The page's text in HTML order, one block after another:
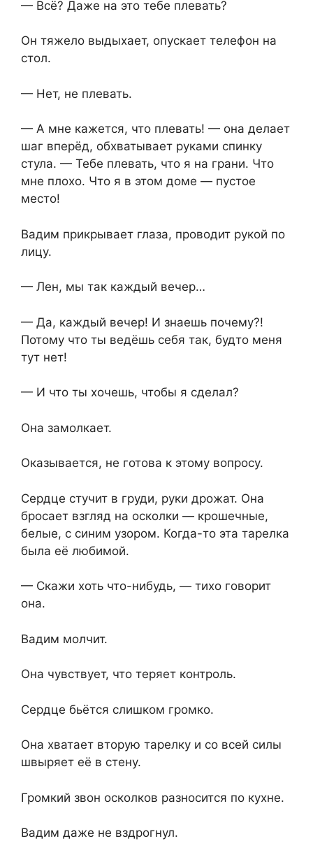
— Всё? Даже на это тебе плевать?
Он тяжело выдыхает, опускает телефон на
стол.
— Нет, не плевать.
— А мне кажется, что плевать! — она делает
шаг вперёд, обхватывает руками спинку
стула. — Тебе плевать, что я на грани. Что
мне плохо. Что я в этом доме — пустое
место!
Вадим прикрывает глаза, проводит рукой по
лицу.
— Лен, мы так каждый вечер…
— Да, каждый вечер! И знаешь почему?!
Потому что ты ведёшь себя так, будто меня
тут нет!
— И что ты хочешь, чтобы я сделал?
Она замолкает.
Оказывается, не готова к этому вопросу.
Сердце стучит в груди, руки дрожат. Она
бросает взгляд на осколки — крошечные,
белые, с синим узором. Когда-то эта тарелка
была её любимой.
— Скажи хоть что-нибудь, — тихо говорит
она.
Вадим молчит.
Она чувствует, что теряет контроль.
Сердце бьётся слишком громко.
Она хватает вторую тарелку и со всей силы
швыряет её в стену.
Громкий звон осколков разносится по кухне.
Вадим даже не вздрогнул.